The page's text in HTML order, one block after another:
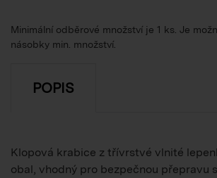
Minimální odběrové množství je 1 ks. Je
násobky min. množství.
POPIS
Klopová krabice z třívrstvé vlnité
obal, vhodný pro bezpečnou přepravu